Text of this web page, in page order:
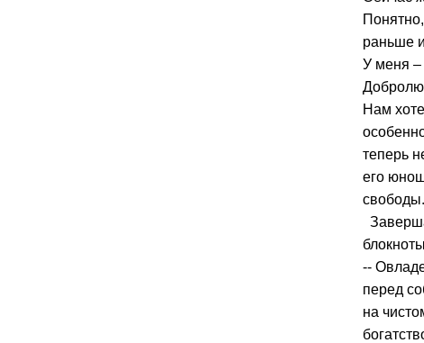
раньше
У меня –
Нам
теперь
его
--
перед
на